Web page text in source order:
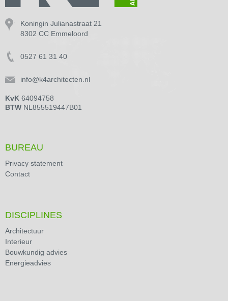
Koningin Julianastraat 21
8302 CC Emmeloord
0527 61 31 40
info@k4architecten.nl
KvK 64094758
BTW NL855519447B01
BUREAU
Privacy statement
Contact
DISCIPLINES
Architectuur
Interieur
Bouwkundig advies
Energieadvies